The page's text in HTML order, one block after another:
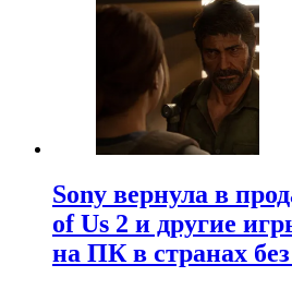
Sony вернула в
of Us 2 и другие
на ПК в странах